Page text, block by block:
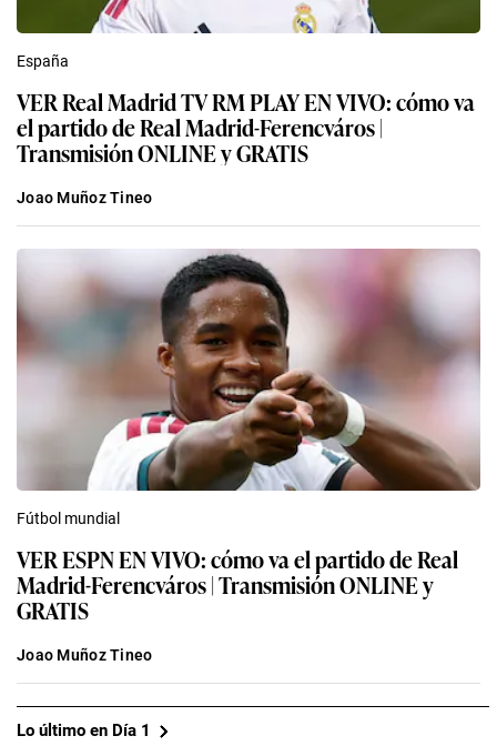
España
VER Real Madrid TV RM PLAY EN VIVO: cómo va
el partido de Real Madrid-Ferencváros |
Transmisión ONLINE y GRATIS
Joao Muñoz Tineo
Fútbol mundial
VER ESPN EN VIVO: cómo va el partido de Real
Madrid-Ferencváros | Transmisión ONLINE y
GRATIS
Joao Muñoz Tineo
Lo último en Día 1